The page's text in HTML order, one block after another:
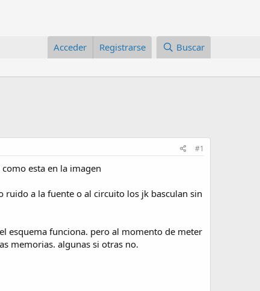
Acceder Registrarse Buscar
#1
esta en la imagen
a la fuente o al circuito los jk basculan sin
esquema funciona. pero al momento de meter
memorias. algunas si otras no.